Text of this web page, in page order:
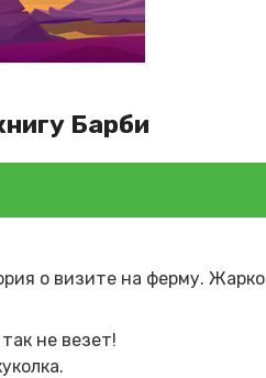
Барби
о визите на ферму.
не везет!